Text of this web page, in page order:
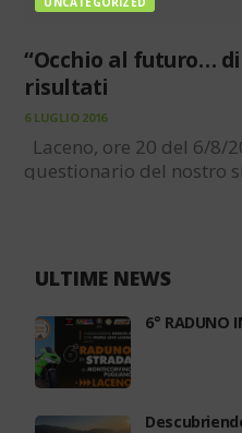
“Occhio al futuro… di
risultati
6 LUGLIO 2016
Laceno, ore 20 del 6/8/
questionario del nostro
ULTIME NEWS
6° RADUNO